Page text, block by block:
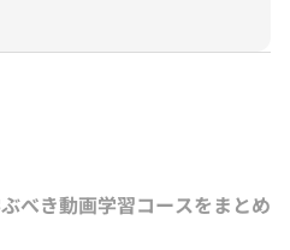
ツ、2019年に茨城放送オーナー就
、現在総合プロデューサーを務め
べき動画学習コースをまとめ